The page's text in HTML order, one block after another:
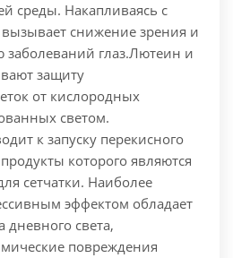
среды. Накапливаясь с
снижение зрения и
заболеваний глаз.Лютеин и
защиту
от кислородных
светом.
к запуску перекисного
которого являются
сетчатки. Наиболее
эффектом обладает
дневного света,
повреждения